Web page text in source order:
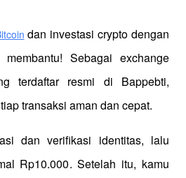
dan investasi crypto dengan
Sebagai exchange
terdaftar resmi di Bappebti,
transaksi aman dan cepat.
dan verifikasi identitas, lalu
Rp10.000. Setelah itu, kamu